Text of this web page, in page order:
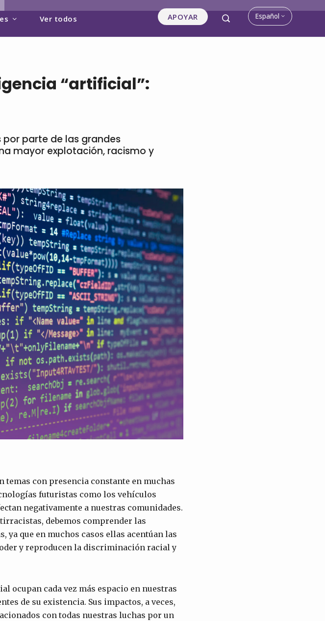
Ver todos APOYAR Español
“artificial”:
parte de las grandes
mayor explotación, racismo y
con presencia constante en muchas
futuristas como los vehículos
negativamente a nuestras comunidades.
debemos comprender las
que en muchos casos ellas acentúan las
y reproducen la discriminación racial y
ocupan cada vez más espacio en nuestras
de su existencia. Sus impactos, a veces,
con todas nuestras luchas por un